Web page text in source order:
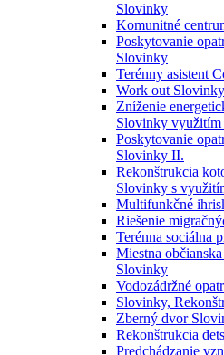
Slovinky
Komunitné
Poskytovanie
Slovinky
Terénny asistent
Work out Slovinky
Zníženie
Slovinky využitím
Poskytovanie
Slovinky II.
Rekonštrukcia
Slovinky s
Multifunkčné
Riešenie
Terénna sociálna
Miestna
Slovinky
Vodozádržné
Slovinky,
Zberný dvor
Rekonštrukcia
Predchádzanie